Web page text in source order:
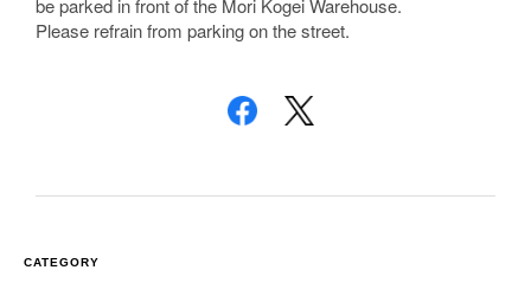
be parked in front of the Mori Kogei Warehouse.
Please refrain from parking on the street.
CATEGORY